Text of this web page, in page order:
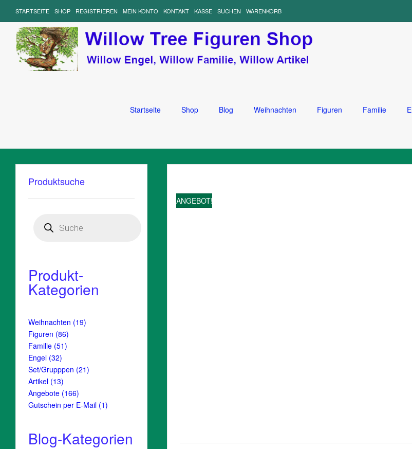
STARTSEITE SHOP REGISTRIEREN MEIN KONTO KONTAKT KASSE SUCHEN WARENKORB
Startseite Shop Blog Weihnachten Figuren Familie
ANGEBOT!
Produktsuche
search
Produkt-
Kategorien
Weihnachten 1919
Figuren 8686
Produkte
Familie 5151
Engel 3232
Produkte
Set/Grupppen 2121
Artikel 1313
Produkte
Angebote 166166
Produkte
Gutschein per E-Mail 11
Blog-Kategorien